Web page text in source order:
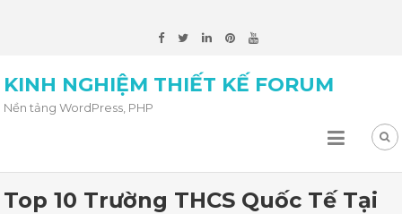
KINH NGHIỆM THIẾT KẾ FORUM
Nền tảng WordPress, PHP
Top 10 Trường THCS Quốc Tế Tại